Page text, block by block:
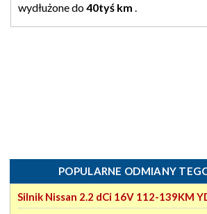
wydłużone do40tyś km .
POPULARNE ODMIANY
Silnik Nissan 2.2 dCi 16V 112-139KM